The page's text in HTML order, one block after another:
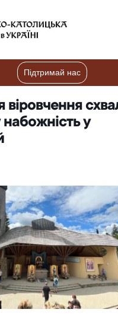
Підтримай нас
віровчення
у